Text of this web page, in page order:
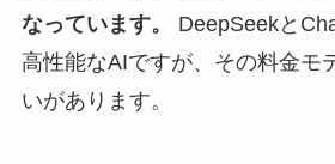
なっています。
DeepSeekと
高性能なAIですが、その料金モ
いがあります。